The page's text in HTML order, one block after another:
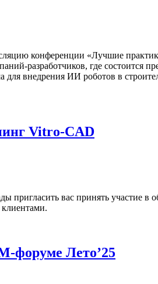
конференции «Лучшие
разработчиков, где
внедрения ИИ роботов в
Vitro-CAD
вас принять участие в
форуме Лето’25